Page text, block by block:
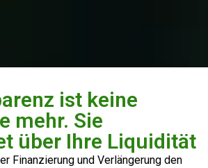
ist keine
mehr. Sie
über Ihre Liquidität
Finanzierung und Verlängerung den